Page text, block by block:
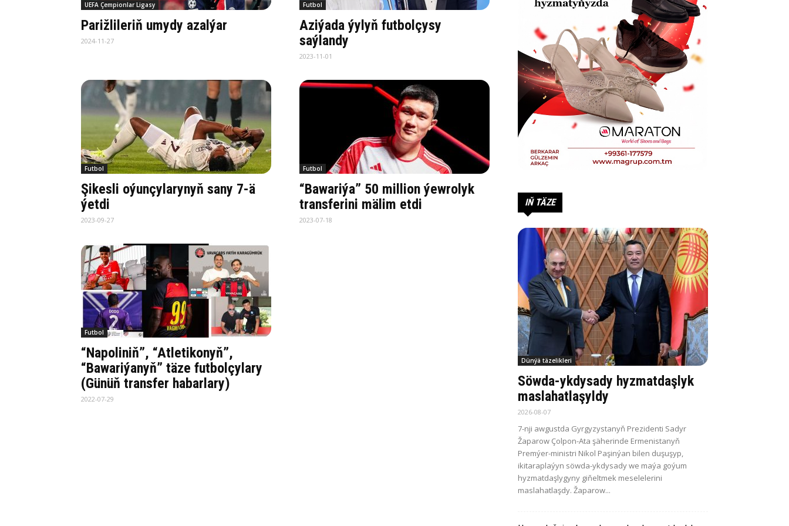
UEFA Çempionlar Ligasy
Parižlileriň umydy azalýar
2024-11-27
Futbol
Aziýada ýylyň futbolçysy
saýlandy
2023-11-01
Futbol
Şikesli oýunçylarynyň sany 7-ä
ýetdi
2023-09-27
Futbol
“Bawariýa” 50 million ýewrolyk
transferini mälim etdi
2023-07-18
Futbol
“Napoliniň”, “Atletikonyň”,
“Bawariýanyň” täze futbolçylary
(Günüň transfer habarlary)
2022-07-29
IŇ TÄZE
Dünýä täzelikleri
Söwda-ykdysady hyzmatdaşlyk
maslahatlaşyldy
2026-08-07
7-nji awgustda Gyrgyzystanyň Prezidenti Sadyr
Žaparow Çolpon-Ata şäherinde Ermenistanyň
Premýer-ministri Nikol Paşinýan bilen duşuşyp,
ikitaraplaýyn söwda-ykdysady we maýa goýum
hyzmatdaşlygyny giňeltmek meselelerini
maslahatlaşdy. Žaparow...